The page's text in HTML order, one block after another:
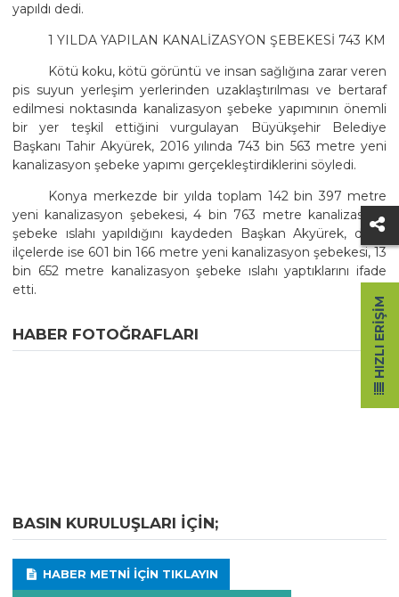
yapıldı dedi.
1 YILDA YAPILAN KANALİZASYON ŞEBEKESİ 743 KM
Kötü koku, kötü görüntü ve insan sağlığına zarar veren
pis suyun yerleşim yerlerinden uzaklaştırılması ve bertaraf
edilmesi noktasında kanalizasyon şebeke yapımının önemli
bir yer teşkil ettiğini vurgulayan Büyükşehir Belediye
Başkanı Tahir Akyürek, 2016 yılında 743 bin 563 metre yeni
kanalizasyon şebeke yapımı gerçekleştirdiklerini söyledi.
Konya merkezde bir yılda toplam 142 bin 397 metre
yeni kanalizasyon şebekesi, 4 bin 763 metre kanalizasyon
şebeke ıslahı yapıldığını kaydeden Başkan Akyürek, diğer
ilçelerde ise 601 bin 166 metre yeni kanalizasyon şebekesi, 13
bin 652 metre kanalizasyon şebeke ıslahı yaptıklarını ifade
etti.
HABER FOTOĞRAFLARI
BASIN KURULUŞLARI IÇIN;
HABER METNI IÇIN TIKLAYIN
HIZLI ERIŞIM